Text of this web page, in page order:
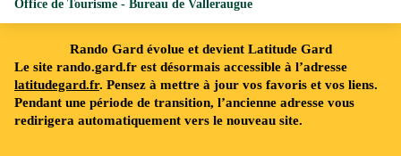
Rando Gard évolue et devient Latitude Gard
Le site rando.gard.fr est désormais accessible à l’adresse
latitudegard.fr. Pensez à mettre à jour vos favoris et vos liens.
Pendant une période de transition, l’ancienne adresse vous
redirigera automatiquement vers le nouveau site.
Office de Tourisme - Bureau de Valleraugue